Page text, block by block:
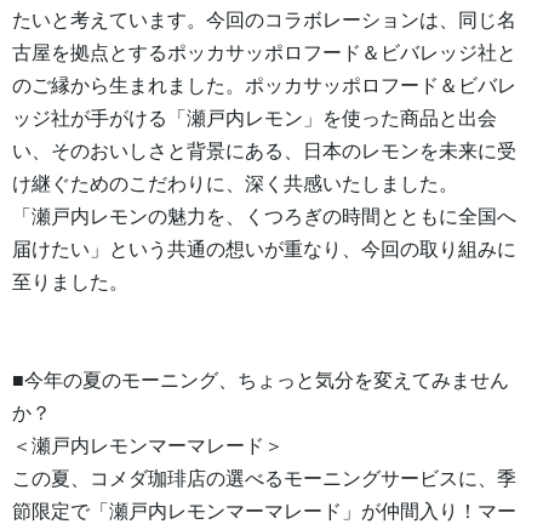
たいと考えています。今回のコラボレーションは、同じ名
古屋を拠点とするポッカサッポロフード＆ビバレッジ社と
のご縁から生まれました。ポッカサッポロフード＆ビバレ
ッジ社が手がける「瀬戸内レモン」を使った商品と出会
い、そのおいしさと背景にある、日本のレモンを未来に受
け継ぐためのこだわりに、深く共感いたしました。
「瀬戸内レモンの魅力を、くつろぎの時間とともに全国へ
届けたい」という共通の想いが重なり、今回の取り組みに
至りました。
■今年の夏のモーニング、ちょっと気分を変えてみません
か？
＜瀬戸内レモンマーマレード＞
この夏、コメダ珈琲店の選べるモーニングサービスに、季
節限定で「瀬戸内レモンマーマレード」が仲間入り！マー